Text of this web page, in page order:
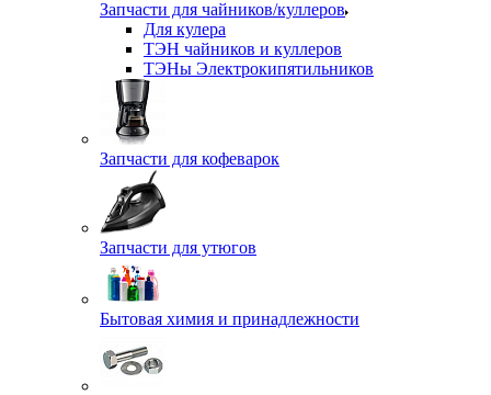
Запчасти для чайников/куллеров
Для кулера
ТЭН чайников и куллеров
ТЭНы Электрокипятильников
Запчасти для кофеварок
Запчасти для утюгов
Бытовая химия и принадлежности